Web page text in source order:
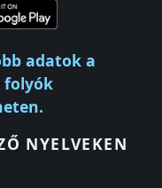
adatok a
folyók
NYELVEKEN